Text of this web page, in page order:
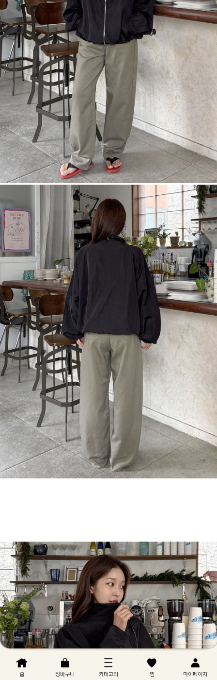
홈 장바구니 카테고리 찜 마이페이지